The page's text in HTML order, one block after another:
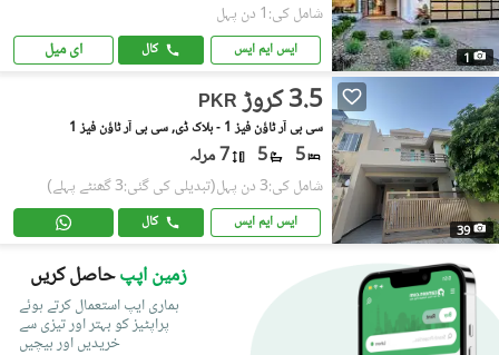
1
شامل کی:1 دن پہل
ایس ایم ایس کال ای میل
39
PKR 3.5 کروڑ
سی بی آر ٹاؤن فیز 1 - بلاک ڈی, سی بی آر ٹاؤن فیز 1
5
5 7 مرلہ
شامل کی:3 دن پہل (تبدیلی کی گئی:3 گھنٹے پہلے)
ایس ایم ایس کال
زمین اپپحاصل کریں
ہماری ایپ استعمال کرتے ہوئے
پراپٹیز کو بہتر اور تیزی سے
خریدیں اور بیچیں